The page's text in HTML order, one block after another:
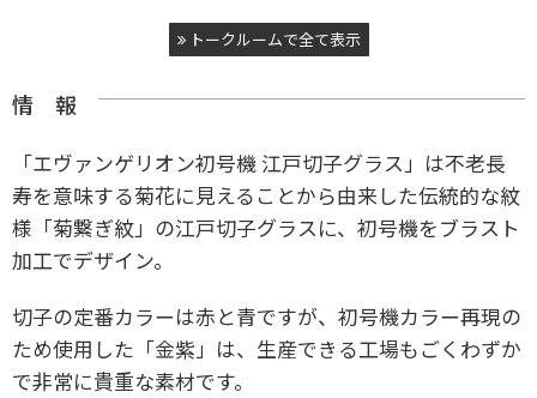
トークルームで全て表示
情 報
「エヴァンゲリオン初号機 江戸切子グラス」は不老長
寿を意味する菊花に見えることから由来した伝統的な紋
様「菊繋ぎ紋」の江戸切子グラスに、初号機をブラスト
加工でデザイン。
切子の定番カラーは赤と青ですが、初号機カラー再現の
ため使用した「金紫」は、生産できる工場もごくわずか
で非常に貴重な素材です。